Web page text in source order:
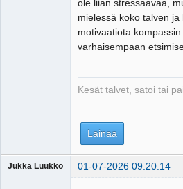
ole liian stressaavaa,
mielessä koko talven
motivaatiota
varhaisempaan
Kesät talvet, satoi tai
Lainaa
Jukka Luukko 01-07-2026 09:20:14